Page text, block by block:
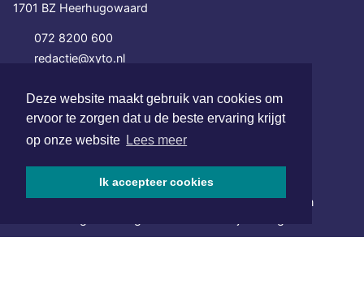
Deze website maakt gebruik van cookies om
ervoor te zorgen dat u de beste ervaring krijgt
op onze website Lees meer
Ik accepteer cookies
1701 BZ Heerhugowaard
072 8200 600
redactie@xyto.nl
SOCIAL MEDIA
Schrijf je in voor onze nieuwsbrief en krijg wekelijks een